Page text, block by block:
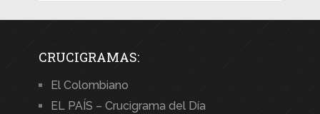
CRUCIGRAMAS:
El Colombiano
EL PAÍS – Crucigrama del Día